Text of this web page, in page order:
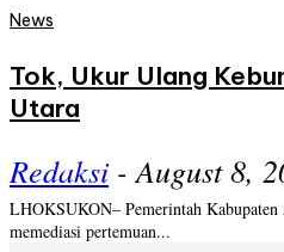
News
Tok, Ukur Ulang
Utara
Redaksi - August 8,
LHOKSUKON– Pemerintah
memediasi pertemuan...